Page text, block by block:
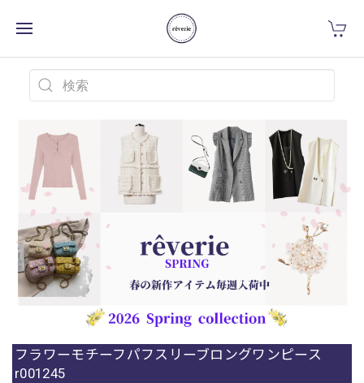
フラワーモチーフパフスリーブロングワンピース
r001245